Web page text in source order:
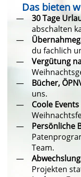
Das bieten
30 Tage
abschalten
du fachlich
Vergütung
Bücher,
uns.
Coole Events
Persönliche
Team.
Projekten